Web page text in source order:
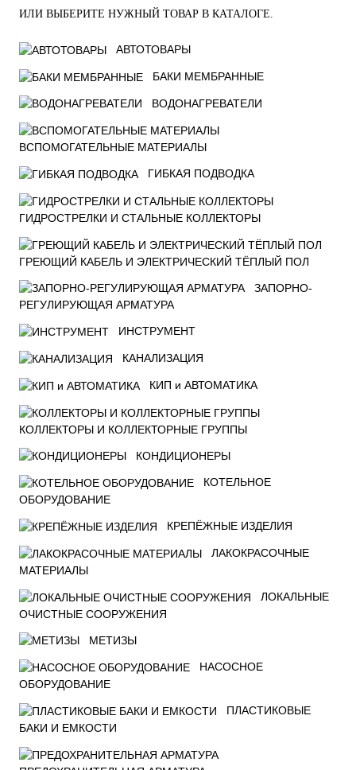
ИЛИ ВЫБЕРИТЕ НУЖНЫЙ ТОВАР В КАТАЛОГЕ.
АВТОТОВАРЫ
БАКИ МЕМБРАННЫЕ
ВОДОНАГРЕВАТЕЛИ
ВСПОМОГАТЕЛЬНЫЕ МАТЕРИАЛЫ
ГИБКАЯ ПОДВОДКА
ГИДРОСТРЕЛКИ И СТАЛЬНЫЕ КОЛЛЕКТОРЫ
ГРЕЮЩИЙ КАБЕЛЬ И ЭЛЕКТРИЧЕСКИЙ ТЁПЛЫЙ ПОЛ
ЗАПОРНО-
РЕГУЛИРУЮЩАЯ АРМАТУРА
ИНСТРУМЕНТ
КАНАЛИЗАЦИЯ
КИП и АВТОМАТИКА
КОЛЛЕКТОРЫ И КОЛЛЕКТОРНЫЕ ГРУППЫ
КОНДИЦИОНЕРЫ
КОТЕЛЬНОЕ
ОБОРУДОВАНИЕ
КРЕПЁЖНЫЕ ИЗДЕЛИЯ
ЛАКОКРАСОЧНЫЕ
МАТЕРИАЛЫ
ЛОКАЛЬНЫЕ
ОЧИСТНЫЕ СООРУЖЕНИЯ
МЕТИЗЫ
НАСОСНОЕ
ОБОРУДОВАНИЕ
ПЛАСТИКОВЫЕ
БАКИ И ЕМКОСТИ